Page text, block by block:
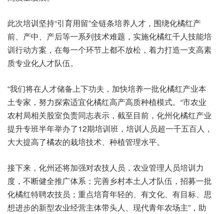
此次培训坚持“引育用留”全链条培养人才，围绕化橘红产
前、产中、产后等一系列技术难题，实施化橘红千人技能培
训行动方案，在每一个环节上都不放松，着力打造一支高素
质专业化人才队伍。
“我们将在人才储备上下功夫，加快培养一批化橘红产业本
土专家，努力探索适宜化橘红高产高质种植模式。“市农业
农村局相关股室负责同志表示，截至目前，化州化橘红产业
提升专班半年举办了12期培训班，培训人员超一千五百人，
大大提高了橘农的栽培技术、种植管理水平。
接下来，化州还将加强对农技人员，农业管理人员培训力
度，不断健全推广体系；完善乡村本土人才队伍，招募一批
化橘红特聘农技员；重点培育年轻的、有文化、有目标、思
想进步的新型农业经营主体带头人、现代青年农场主”，助